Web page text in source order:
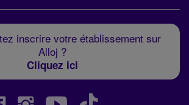
inscrire votre établissement sur
Alloj ?
Cliquez ici